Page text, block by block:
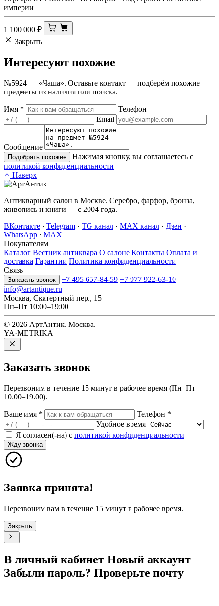
империи
1 100 000 ₽
Закрыть
Интересуют похожие
№5924 — «Чаша». Оставьте контакт — подберём похожие
предметы из наличия или поиска.
Имя *
Телефон
Email
Сообщение
Подобрать похожее
Нажимая кнопку, вы соглашаетесь с
политикой конфиденциальности
Наверх
Антикварный салон в Москве. Серебро, фарфор, бронза,
живопись и книги — с 2004 года.
ВКонтакте · Telegram · TG канал · MAX канал · Дзен ·
WhatsApp · MAX
Покупателям
Каталог Вестник антиквара О салоне Контакты Оплата и
доставка Гарантии Политика конфиденциальности
Связь
Заказать звонок +7 495 657-84-59 +7 977 922-63-10
info@artantique.ru
Москва, Скатертный пер., 15
Пн–Пт 10:00–19:00
© 2026 АртАнтик. Москва.
YA·METRIKA
Заказать звонок
Перезвоним в течение 15 минут в рабочее время (Пн–Пт
10:00–19:00).
Ваше имя * Телефон *
Удобное время
Я согласен(-на) с политикой конфиденциальности
Жду звонка
Заявка принята!
Перезвоним вам в течение 15 минут в рабочее время.
Закрыть
В личный кабинет Новый аккаунт
Забыли пароль? Проверьте почту